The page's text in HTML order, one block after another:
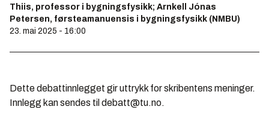
Thiis, professor i bygningsfysikk; Arnkell Jónas
Petersen, førsteamanuensis i bygningsfysikk (NMBU)
23. mai 2025 - 16:00
Dette debattinnlegget gir uttrykk for skribentens meninger.
Innlegg kan sendes til debatt@tu.no.